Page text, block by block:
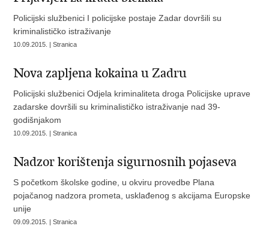
Policijski službenici I policijske postaje Zadar dovršili su
kriminalističko istraživanje
10.09.2015. | Stranica
Nova zapljena kokaina u Zadru
Policijski službenici Odjela kriminaliteta droga Policijske uprave
zadarske dovršili su kriminalističko istraživanje nad 39-
godišnjakom
10.09.2015. | Stranica
Nadzor korištenja sigurnosnih pojaseva
S početkom školske godine, u okviru provedbe Plana
pojačanog nadzora prometa, usklađenog s akcijama Europske
unije
09.09.2015. | Stranica